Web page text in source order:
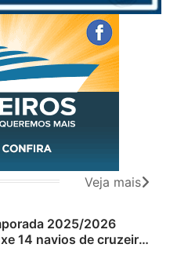
Veja mais
2025/2026
14 navios de cruzeiro